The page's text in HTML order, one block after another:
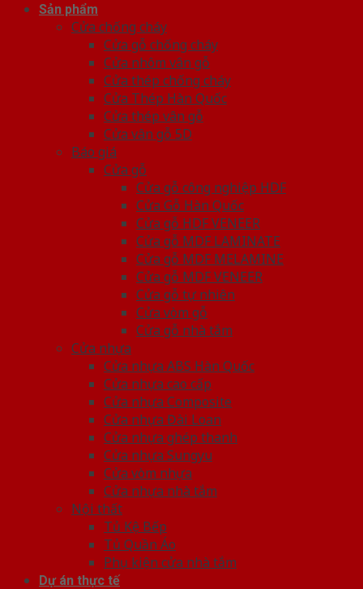
Sản phẩm
Cửa chống cháy
Cửa gỗ chống cháy
Cửa nhôm vân gỗ
Cửa thép chống cháy
Cửa Thép Hàn Quốc
Cửa thép vân gỗ
Cửa vân gỗ 5D
Báo giá
Cửa gỗ
Cửa gỗ công nghiệp HDF
Cửa Gỗ Hàn Quốc
Cửa gỗ HDF VENEER
Cửa gỗ MDF LAMINATE
Cửa gỗ MDF MELAMINE
Cửa gỗ MDF VENEER
Cửa gỗ tự nhiên
Cửa vòm gỗ
Cửa gỗ nhà tắm
Cửa nhựa
Cửa nhựa ABS Hàn Quốc
Cửa nhựa cao cấp
Cửa nhựa Composite
Cửa nhựa Đài Loan
Cửa nhựa ghép thanh
Cửa nhựa Sungyu
Cửa vòm nhựa
Cửa nhựa nhà tắm
Nội thất
Tủ Kệ Bếp
Tủ Quần Áo
Phụ kiện cửa nhà tắm
Dự án thực tế